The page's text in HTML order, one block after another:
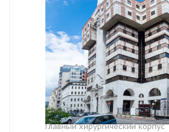
Главный хирургический корпус